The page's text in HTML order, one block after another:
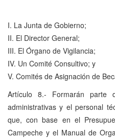
I. La Junta de Gobierno;
II. El Director General;
III. El Órgano de Vigilancia;
IV. Un Comité Consultivo; y
V. Comités de Asignación de
Artículo 8.- Formarán parte
administrativas y el personal
que, con base en el
Campeche y el Manual de